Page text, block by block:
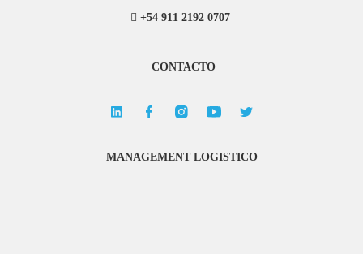
+54 911 2192 0707
CONTACTO
MANAGEMENT LOGISTICO